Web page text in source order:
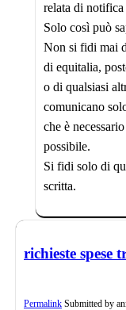
relata di
Solo così può
Non si fidi mai
di equitalia,
o di qualsiasi
comunicano
che è
possibile.
Si fidi solo di
scritta.
richieste spese
Permalink Submitted by